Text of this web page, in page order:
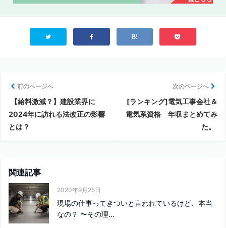
前のページへ
【給料激減？】建設業界に
2024年に訪れる法改正の影響
とは？
次のページへ
[ランキング]電気工事会社＆
電気系資格 年収まとめてみ
た。
関連記事
2020年9月25日
現場の仕事ってきついと言われているけど、本当
なの？ 〜その理...